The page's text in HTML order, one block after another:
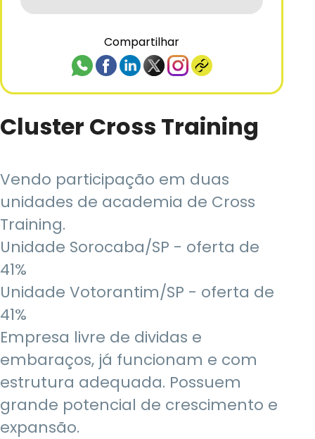
Compartilhar
Cluster Cross Training
Vendo participação em duas
unidades de academia de Cross
Training.
Unidade Sorocaba/SP - oferta de
41%
Unidade Votorantim/SP - oferta de
41%
Empresa livre de dividas e
embaraços, já funcionam e com
estrutura adequada. Possuem
grande potencial de crescimento e
expansão.